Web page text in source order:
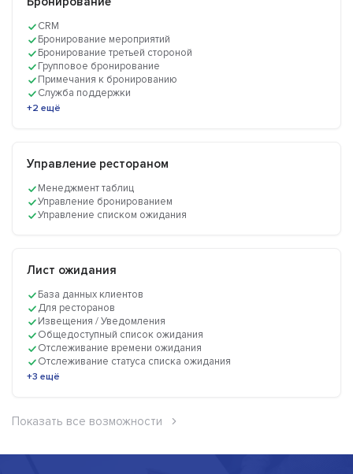
CRM
Бронирование мероприятий
Бронирование третьей стороной
Групповое бронирование
Примечания к бронированию
Служба поддержки
+2 ещё
Управление рестораном
Менеджмент таблиц
Управление бронированием
Управление списком ожидания
Лист ожидания
База данных клиентов
Для ресторанов
Извещения / Уведомления
Общедоступный список ожидания
Отслеживание времени ожидания
Отслеживание статуса списка ожидания
+3 ещё
Показать все возможности